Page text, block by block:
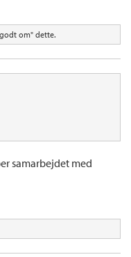
om" dette.
samarbejdet med